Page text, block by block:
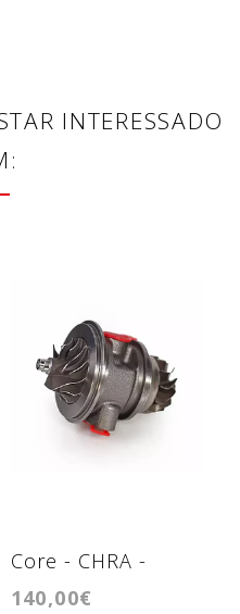
INTERESSADO
Core - CHRA -
Cartridge - TD03L4
140,00€